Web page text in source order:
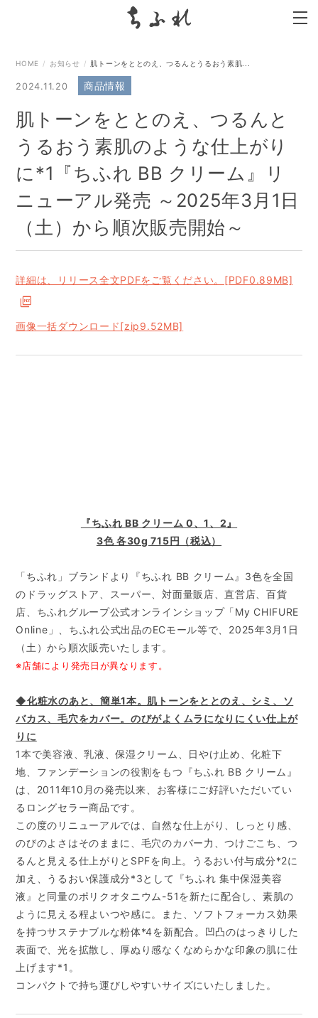
HOME お知らせ 肌トーンをととのえ、つるんとうるおう素肌...
2024.11.20 商品情報
肌トーンをととのえ、つるんと
うるおう素肌のような仕上がり
に*1『ちふれ BB クリーム』リ
ニューアル発売 ～2025年3月1日
（土）から順次販売開始～
詳細は、リリース全文PDFをご覧ください。[PDF0.89MB]
画像一括ダウンロード[zip9.52MB]
『ちふれ BB クリーム 0、1、2』
3色 各30g 715円（税込）
「ちふれ」ブランドより『ちふれ BB クリーム』3色を全国
のドラッグストア、スーパー、対面量販店、直営店、百貨
店、ちふれグループ公式オンラインショップ「My CHIFURE
Online」、ちふれ公式出品のECモール等で、2025年3月1日
（土）から順次販売いたします。
※店舗により発売日が異なります。
◆化粧水のあと、簡単1本。肌トーンをととのえ、シミ、ソ
バカス、毛穴をカバー。のびがよくムラになりにくい仕上が
りに
1本で美容液、乳液、保湿クリーム、日やけ止め、化粧下
地、ファンデーションの役割をもつ『ちふれ BB クリーム』
は、2011年10月の発売以来、お客様にご好評いただいてい
るロングセラー商品です。
この度のリニューアルでは、自然な仕上がり、しっとり感、
のびのよさはそのままに、毛穴のカバー力、つけごこち、つ
るんと見える仕上がりとSPFを向上。うるおい付与成分*2に
加え、うるおい保護成分*3として『ちふれ 集中保湿美容
液』と同量のポリクオタニウム-51を新たに配合し、素肌の
ように見える程よいつや感に。また、ソフトフォーカス効果
を持つサステナブルな粉体*4を新配合。凹凸のはっきりした
表面で、光を拡散し、厚ぬり感なくなめらかな印象の肌に仕
上げます*1。
コンパクトで持ち運びしやすいサイズにいたしました。